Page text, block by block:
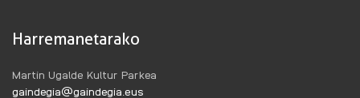
Harremanetarako
Martin Ugalde Kultur Parkea
gaindegia@gaindegia.eus